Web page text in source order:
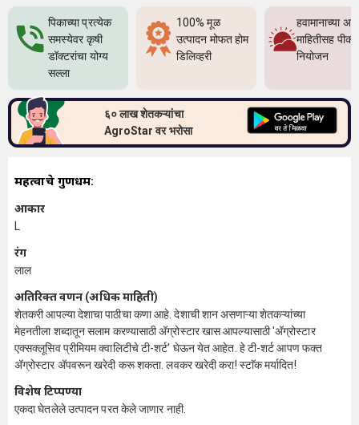
पिकाच्या प्रत्येक
समस्येवर कृषी
डॉक्टरांचा योग्य
सल्ला
100% मूळ
उत्पादन मोफत होम
डिलिव्हरी
हवामानाच्या
माहितीसह पीक
नियोजन
६० लाख शेतकऱ्यांचा
AgroStar वर भरोसा
महत्वाचे गुणधर्म:
आकार
रंग
लाल
अतिरिक्त वर्णन (अधिक माहिती)
शेतकरी आपल्या देशाचा पाठीचा कणा आहे. देशाची शान असणाऱ्या शेतकऱ्यांच्या
मेहनतीला शब्दातून सलाम करण्यासाठी अ‍ॅग्रोस्टार खास आपल्यासाठी 'अ‍ॅग्रोस्टार
एक्सक्लूसिव प्रीमियम क्वालिटीचे टी-शर्ट' घेऊन येत आहेत. हे टी-शर्ट आपण फक्त
अ‍ॅग्रोस्टार अ‍ॅपवरून खरेदी करू शकता. लवकर खरेदी करा! स्टाॅक मर्यादित!
विशेष टिप्पण्या
एकदा घेतलेले उत्पादन परत केले जाणार नाही.